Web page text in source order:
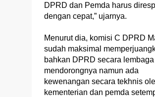
DPRD dan Pemda harus
dengan cepat,” ujarnya.
Menurut dia, komisi C DPRD
sudah maksimal
bahkan DPRD secara
mendorongnya namun ada
kewenangan secara tekhnis
kementerian dan pemda